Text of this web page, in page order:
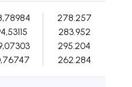
278.257
283.952
295.204
262.284